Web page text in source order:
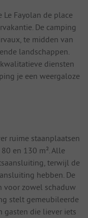
Fayolan de place
De camping
te midden van
landschappen.
diensten
je een weergaloze
ruime staanplaatsen
en 130 m². Alle
terwijl de
hebben. De
voor zowel schaduw
stelt gemeubileerde
gasten die liever iets